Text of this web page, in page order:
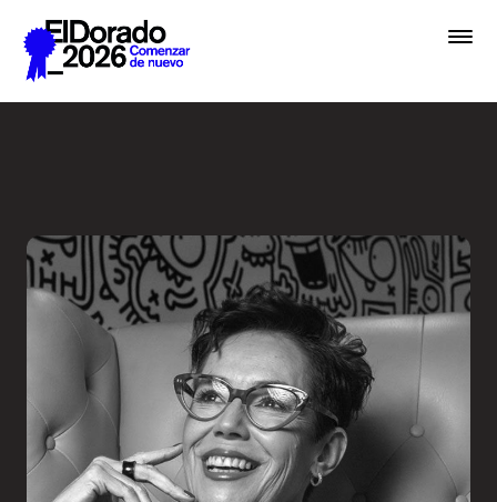
Saltar al contenido principal
Academias
Inscribir